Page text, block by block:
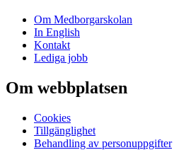
Om Medborgarskolan
In English
Kontakt
Lediga jobb
Om webbplatsen
Cookies
Tillgänglighet
Behandling av personuppgifter